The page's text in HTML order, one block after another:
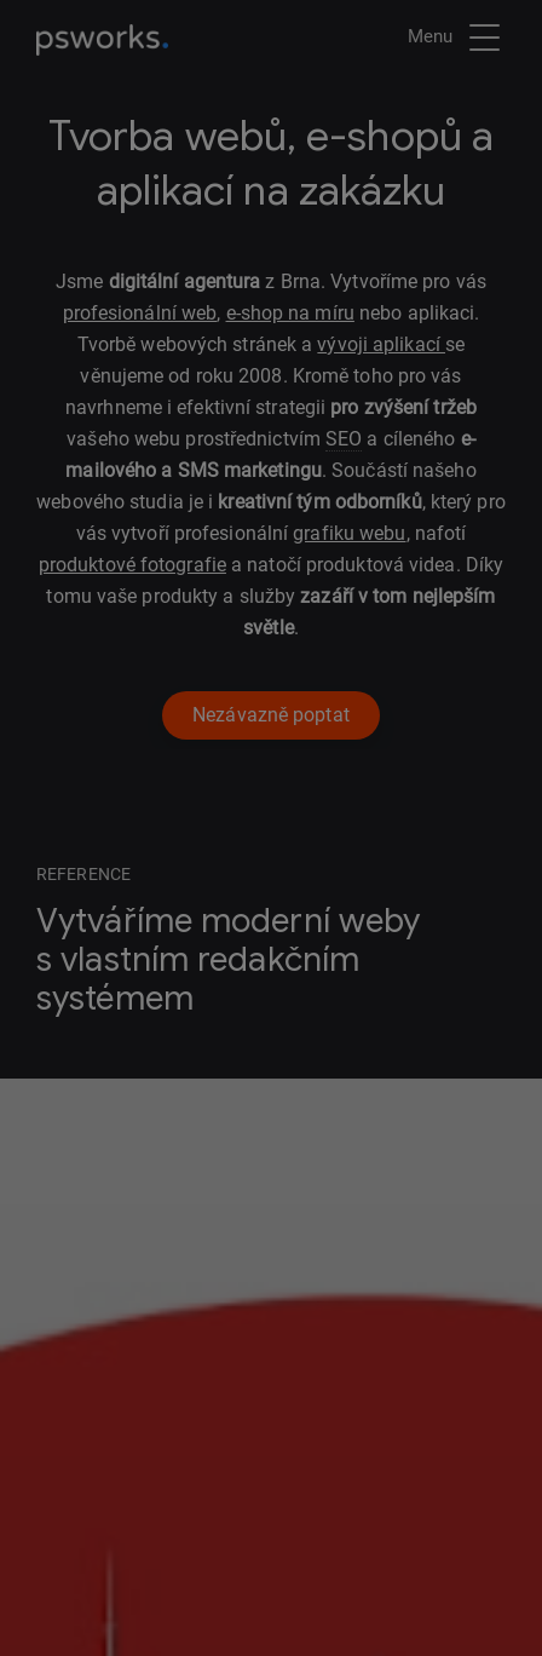
Menu
Tvorba webů, e-shopů a
aplikací na zakázku
Jsme digitální agentura z Brna. Vytvoříme pro vás
profesionální web, e-shop na míru nebo aplikaci.
Tvorbě webových stránek avývoji aplikací se
věnujeme od roku 2008. Kromě toho pro vás
navrhneme i efektivní strategii pro zvýšení tržeb
vašeho webu prostřednictvím SEO a cíleného e-
mailového a SMS marketingu. Součástí našeho
webového studia je i kreativní tým odborníků, který pro
vás vytvoří profesionálnígrafiku webu, nafotí
produktové fotografiea natočí produktová videa. Díky
tomu vaše produkty a službyzazáří v tom nejlepším
světle.
Nezávazně poptat
REFERENCE
Vytváříme moderní weby
s vlastním redakčním
systémem